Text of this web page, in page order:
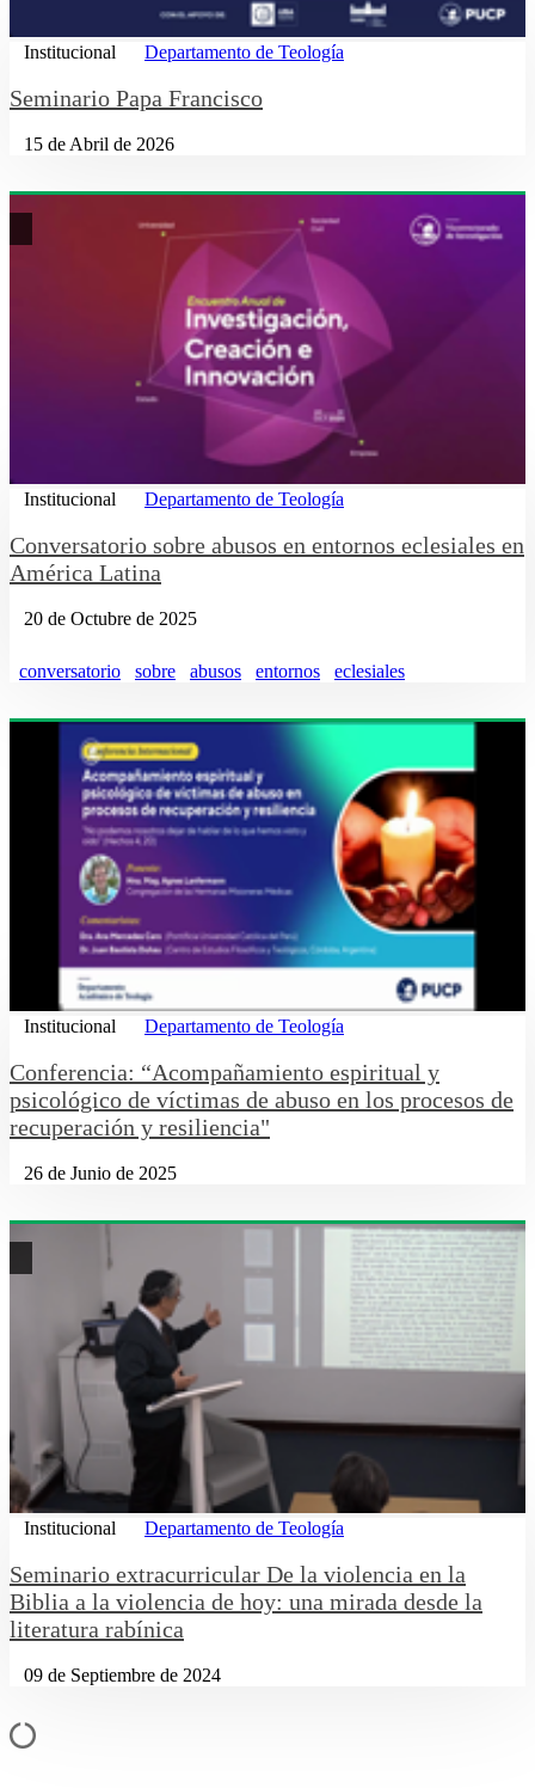
Institucional Departamento de Teología
Seminario Papa Francisco
15 de Abril de 2026
Institucional Departamento de Teología
Conversatorio sobre abusos en entornos eclesiales en
América Latina
20 de Octubre de 2025
conversatorio sobre abusos entornos eclesiales
Institucional Departamento de Teología
Conferencia: “Acompañamiento espiritual y
psicológico de víctimas de abuso en los procesos de
recuperación y resiliencia"
26 de Junio de 2025
Institucional Departamento de Teología
Seminario extracurricular De la violencia en la
Biblia a la violencia de hoy: una mirada desde la
literatura rabínica
09 de Septiembre de 2024